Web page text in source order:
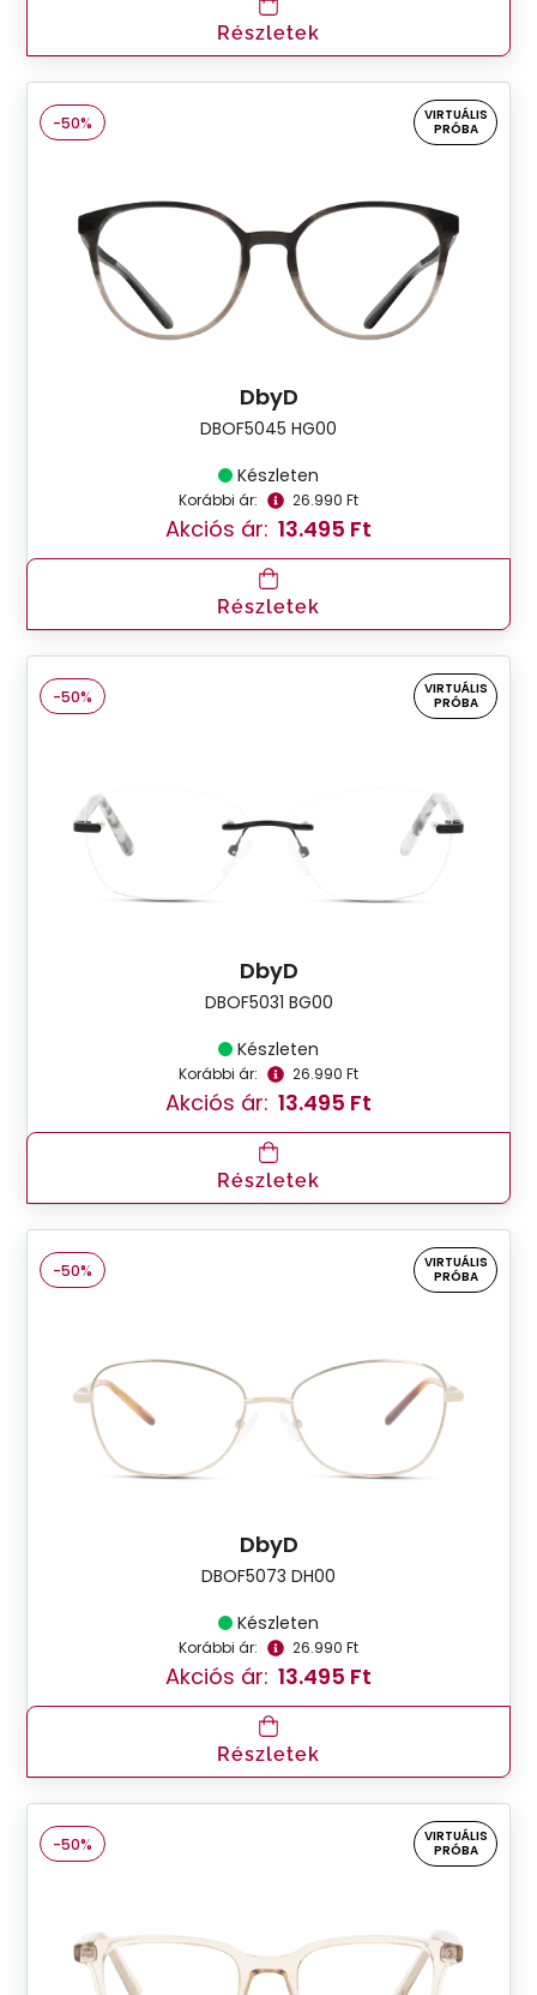
Részletek
-50%
VIRTUÁLIS
PRÓBA
DbyD
DBOF5045 HG00
Készleten
Korábbi ár: 26.990 Ft
Akciós ár: 13.495 Ft
Részletek
-50%
VIRTUÁLIS
PRÓBA
DbyD
DBOF5031 BG00
Készleten
Korábbi ár: 26.990 Ft
Akciós ár: 13.495 Ft
Részletek
-50%
VIRTUÁLIS
PRÓBA
DbyD
DBOF5073 DH00
Készleten
Korábbi ár: 26.990 Ft
Akciós ár: 13.495 Ft
Részletek
-50%
VIRTUÁLIS
PRÓBA